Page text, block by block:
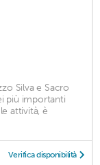
Silva e Sacro
più importanti
attività, è
Verifica disponibilità